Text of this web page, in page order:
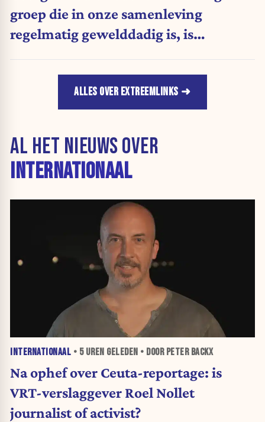
groep die in onze samenleving
regelmatig gewelddadig is, is
ALLES OVER EXTREEMLINKS
AL HET NIEUWS OVER
INTERNATIONAAL
INTERNATIONAAL • 5 UREN GELEDEN • DOOR PETER BACKX
Na ophef over Ceuta-reportage: is
VRT-verslaggever Roel Nollet
journalist of activist?